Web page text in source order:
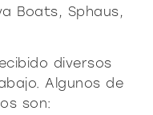
Boats, Sphaus,
diversos
Algunos de
son: